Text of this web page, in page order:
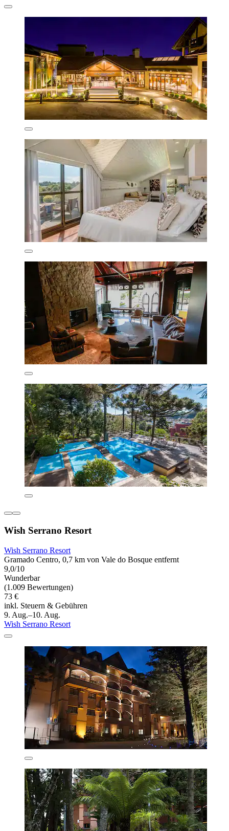
Wish Serrano Resort
Wish Serrano Resort
Gramado Centro, 0,7 km von Vale do Bosque entfernt
9,0/10
Wunderbar
(1.009 Bewertungen)
73 €
inkl. Steuern & Gebühren
9. Aug.–10. Aug.
Wish Serrano Resort